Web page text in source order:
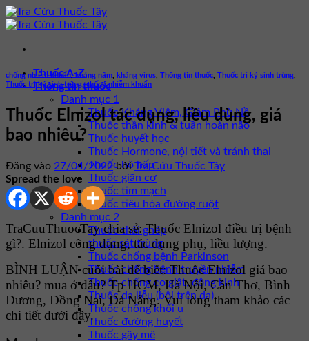
Bỏ
qua
dung
Thuốc A-Z
Thông tin thuốc
Danh mục 1
Thuốc Kháng Viêm, Giảm Phù Nề
Thuốc thần kinh & tuần hoàn não
Thuốc huyết học
Thuốc Hormone, nội tiết và tránh thai
Thuốc hô hấp
Thuốc giãn cơ
Thuốc tim mạch
Thuốc tiêu hóa đường ruột
Danh mục 2
Thuốc thải ghép
thuốc sát trùng
Thuốc chống bệnh Parkinson
Thuốc chống bệnh truyền nhiễm
Thuốc chống co giật, động kinh
Thuốc da liễu (bôi trên da)
Thuốc chống khối u
Thuốc đường huyết
Thuốc gây mê
chống nhiễm khuẩn,kháng nấm kháng virus Thông tin thuốc Thuốc trị ký sinh trùng
Thuốc trị ký sinh trùng, chống nhiễm khuẩn
Thuốc Elnizol tác dụng, liều dùng, giá
bao nhiêu?
Đăng vào 27/04/2022 bởiTra Cứu Thuốc Tây
Spread the love
TraCuuThuocTay chia sẻ: Thuốc Elnizol điều trị bệnh
gì?. Elnizol công dụng, tác dụng phụ, liều lượng.
BÌNH LUẬN cuối bài để biết: Thuốc Elnizol giá bao
nhiêu? mua ở đâu? Tp HCM, Hà Nội, Cần Thơ, Bình
Dương, Đồng Nai, Đà Nẵng. Vui lòng tham khảo các
chi tiết dưới đây.